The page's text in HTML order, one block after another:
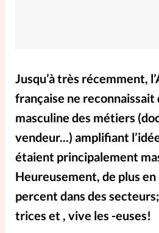
Entre4yeux
La Bible au
Lifestyle
PersonnElles
RelationnElles
Jusqu’à très récemment,
française ne reconnaissait
masculine des métiers
vendeur...) amplifiant
étaient principalement
Heureusement, de plus
percent dans des
trices et , vive les -euses!